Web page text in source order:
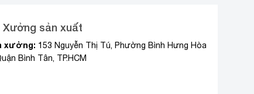
Xưởng sản xuất
xưởng: 153 Nguyễn Thị Tú, Phường Bình Hưng Hòa
Bình Tân, TP.HCM